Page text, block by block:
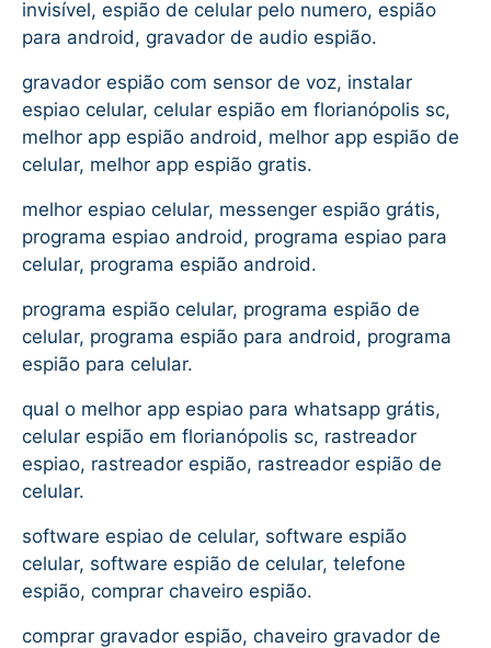
invisível, espião de celular pelo numero, espião
para android, gravador de audio espião.
gravador espião com sensor de voz, instalar
espiao celular, celular espião em florianópolis sc,
melhor app espião android, melhor app espião de
celular, melhor app espião gratis.
melhor espiao celular, messenger espião grátis,
programa espiao android, programa espiao para
celular, programa espião android.
programa espião celular, programa espião de
celular, programa espião para android, programa
espião para celular.
qual o melhor app espiao para whatsapp grátis,
celular espião em florianópolis sc, rastreador
espiao, rastreador espião, rastreador espião de
celular.
software espiao de celular, software espião
celular, software espião de celular, telefone
espião, comprar chaveiro espião.
comprar gravador espião, chaveiro gravador de